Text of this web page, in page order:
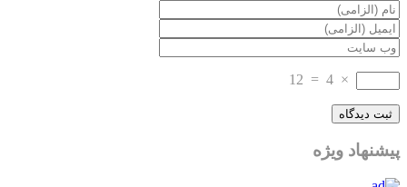
×
4
=
12
پیشنهاد ویژه